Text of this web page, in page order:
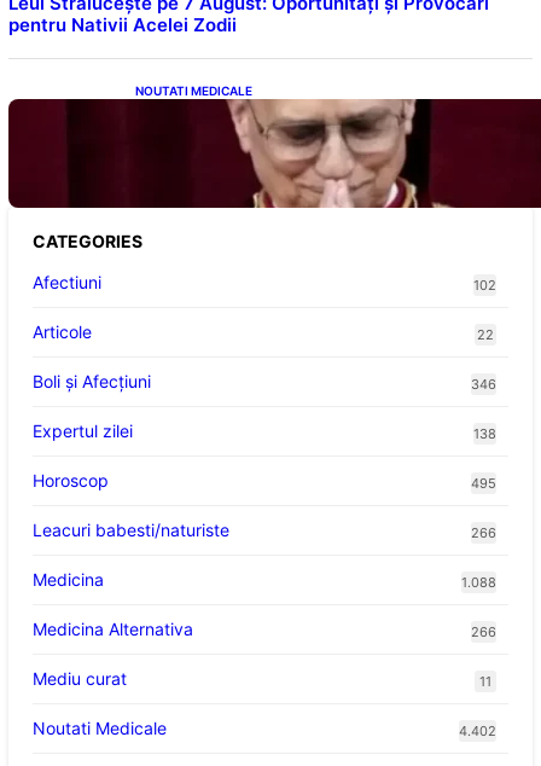
pentru Nativii Acelei Zodii
NOUTATI MEDICALE
Descoperiri Revoluționare: Originile Papei
Leon al XIV-lea și Legăturile Sale Cu Cuba
CATEGORIES
Afectiuni
102
Articole 22
Boli și Afecțiuni 346
Expertul zilei 138
Horoscop 495
Leacuri babesti/naturiste 266
Medicina 1.088
Medicina Alternativa 266
Mediu curat 11
Noutati Medicale 4.402